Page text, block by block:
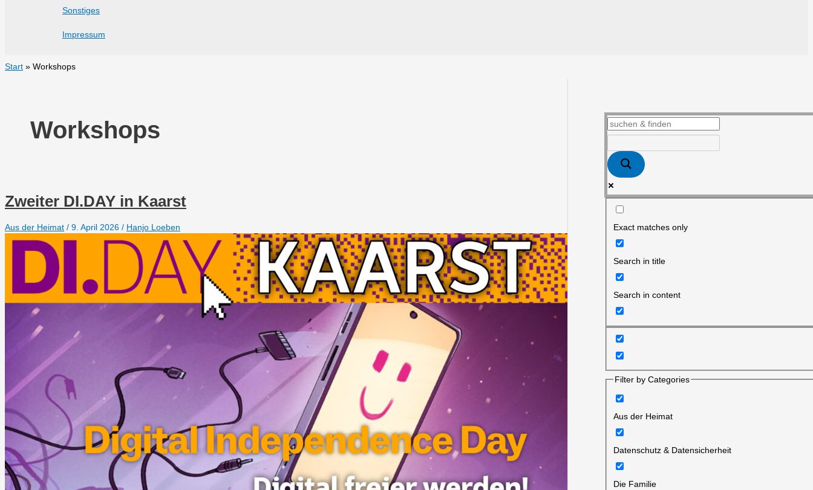
Sonstiges
Impressum
Start Workshops
Workshops
Zweiter DI.DAY in Kaarst
Aus der Heimat / 9. April 2026 / Hanjo Loeben Exact matches only
Search in title
Search in content
Filter by Categories
Aus der Heimat
Datenschutz & Datensicherheit
Die Familie